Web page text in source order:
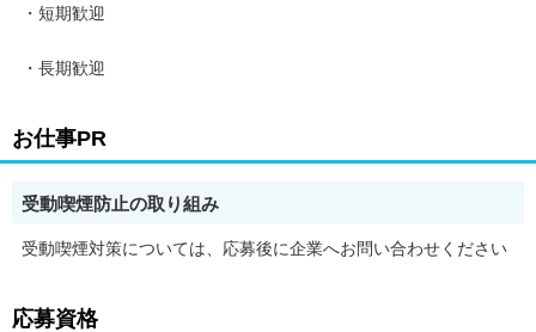
＜ 初期費用は会社が負担 ＞
安全靴・誘導棒・健康診断・雨がっぱ等
必要な装備品は会社でご用意しております。
＜ 資格取得を目指す方にもサポートあり ＞
交通2級、列車見張り員など、資格研修制度あり！
・短期歓迎
・長期歓迎
お仕事PR
受動喫煙防止の取り組み
受動喫煙対策については、応募後に企業へお問い合わせください
応募資格